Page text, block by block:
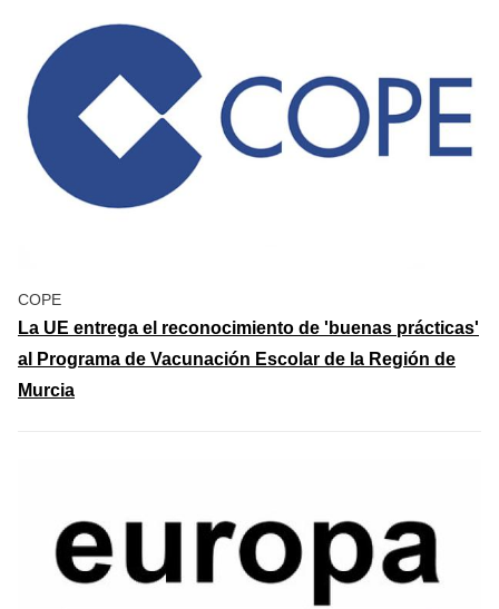
COPE
La UE entrega el reconocimiento de 'buenas prácticas'
al Programa de Vacunación Escolar de la Región de
Murcia